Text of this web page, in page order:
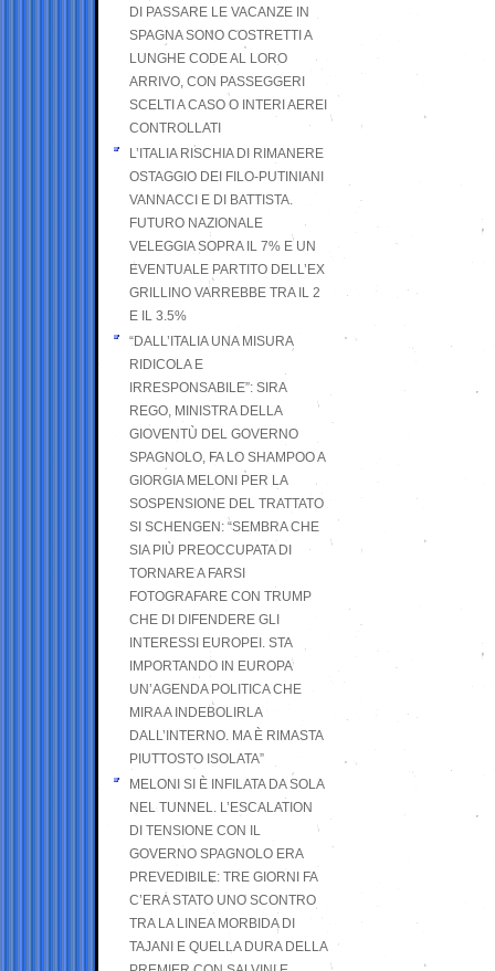
DI PASSARE LE VACANZE IN
SPAGNA SONO COSTRETTI A
LUNGHE CODE AL LORO
ARRIVO, CON PASSEGGERI
SCELTI A CASO O INTERI AEREI
CONTROLLATI
L’ITALIA RISCHIA DI RIMANERE
OSTAGGIO DEI FILO-PUTINIANI
VANNACCI E DI BATTISTA.
FUTURO NAZIONALE
VELEGGIA SOPRA IL 7% E UN
EVENTUALE PARTITO DELL’EX
GRILLINO VARREBBE TRA IL 2
E IL 3.5%
“DALL’ITALIA UNA MISURA
RIDICOLA E
IRRESPONSABILE”: SIRA
REGO, MINISTRA DELLA
GIOVENTÙ DEL GOVERNO
SPAGNOLO, FA LO SHAMPOO A
GIORGIA MELONI PER LA
SOSPENSIONE DEL TRATTATO
SI SCHENGEN: “SEMBRA CHE
SIA PIÙ PREOCCUPATA DI
TORNARE A FARSI
FOTOGRAFARE CON TRUMP
CHE DI DIFENDERE GLI
INTERESSI EUROPEI. STA
IMPORTANDO IN EUROPA
UN’AGENDA POLITICA CHE
MIRA A INDEBOLIRLA
DALL’INTERNO. MA È RIMASTA
PIUTTOSTO ISOLATA”
MELONI SI È INFILATA DA SOLA
NEL TUNNEL. L’ESCALATION
DI TENSIONE CON IL
GOVERNO SPAGNOLO ERA
PREVEDIBILE: TRE GIORNI FA
C’ERA STATO UNO SCONTRO
TRA LA LINEA MORBIDA DI
TAJANI E QUELLA DURA DELLA